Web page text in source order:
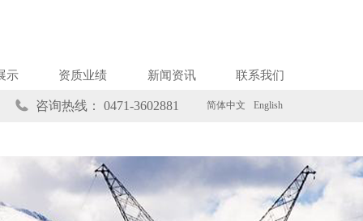
示 资质业绩 新闻资讯 联系我们
咨询热线： 0471-3602881 简体中文 English